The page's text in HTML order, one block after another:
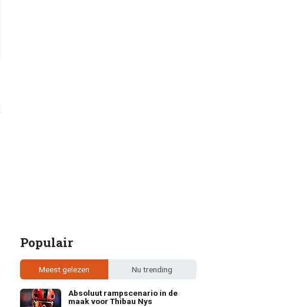
Populair
Meest gelezen Nu trending
Absoluut rampscenario in de
maak voor Thibau Nys